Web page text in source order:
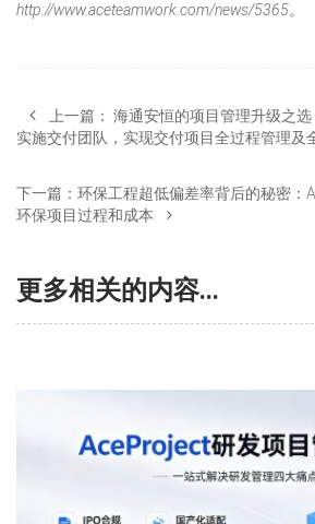
http://www.aceteamwork.com/news/5365。
上一篇： 海通安恒的项目管理升级之
实施交付团队，实现交付项目全过程管理及
下一篇： 环保工程超低偏差率背后的秘密：
环保项目过程和成本
更多相关的内容...